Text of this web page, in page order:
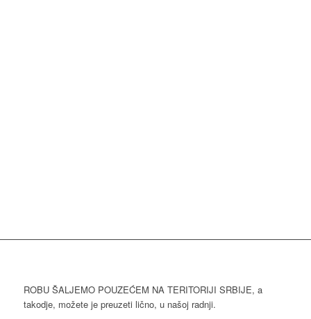
ROBU ŠALJEMO POUZEĆEM NA TERITORIJI SRBIJE, a
takodje, možete je preuzeti lično, u našoj radnji.